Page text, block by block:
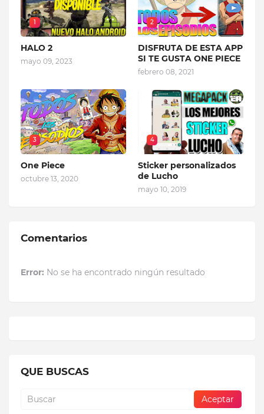
1
HALO 2
mayo 09, 2023
2
DISFRUTA DE ESTA APP
SI TE GUSTA ONE PIECE
febrero 08, 2021
3
One Piece
octubre 13, 2020
4
Sticker personalizados
de Lucho
mayo 10, 2019
Comentarios
Error: No se ha encontrado ningún resultado
QUE BUSCAS